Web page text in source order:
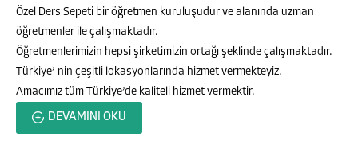
Özel Ders Sepeti bir öğretmen kuruluşudur ve alanında uzman
öğretmenler ile çalışmaktadır.
Öğretmenlerimizin hepsi şirketimizin ortağı şeklinde çalışmaktadır.
Türkiye’ nin çeşitli lokasyonlarında hizmet vermekteyiz.
Amacımız tüm Türkiye’de kaliteli hizmet vermektir.
DEVAMINI OKU
Özel Ders Sepeti